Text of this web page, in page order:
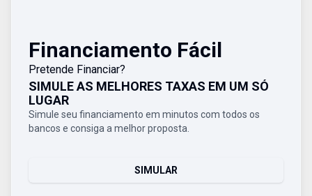
Financiamento Fácil
Pretende Financiar?
SIMULE AS MELHORES TAXAS EM UM SÓ
LUGAR
Simule seu financiamento em minutos com todos os
bancos e consiga a melhor proposta.
SIMULAR